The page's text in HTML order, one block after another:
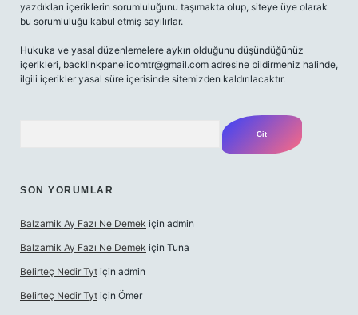
yazdıkları içeriklerin sorumluluğunu taşımakta olup, siteye üye olarak
bu sorumluluğu kabul etmiş sayılırlar.
Hukuka ve yasal düzenlemelere aykırı olduğunu düşündüğünüz
içerikleri, backlinkpanelicomtr@gmail.com adresine bildirmeniz halinde,
ilgili içerikler yasal süre içerisinde sitemizden kaldırılacaktır.
SON YORUMLAR
Balzamik Ay Fazı Ne Demek için admin
Balzamik Ay Fazı Ne Demek için Tuna
Belirteç Nedir Tyt için admin
Belirteç Nedir Tyt için Ömer